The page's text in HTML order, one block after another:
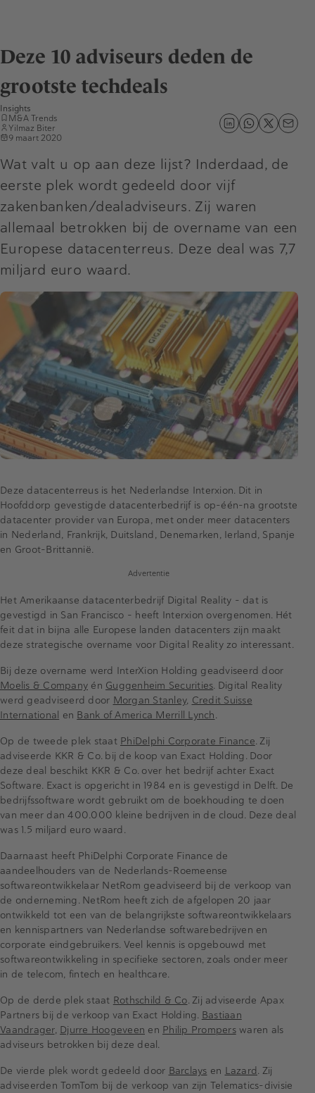
Deze 10 adviseurs deden de
grootste techdeals
Insights
M&A Trends
Yilmaz Biter
9 maart 2020
Wat valt u op aan deze lijst? Inderdaad, de
eerste plek wordt gedeeld door vijf
zakenbanken/dealadviseurs. Zij waren
allemaal betrokken bij de overname van een
Europese datacenterreus. Deze deal was 7,7
miljard euro waard.
Deze datacenterreus is het Nederlandse Interxion. Dit in
Hoofddorp gevestigde datacenterbedrijf is op-één-na grootste
datacenter provider van Europa, met onder meer datacenters
in Nederland, Frankrijk, Duitsland, Denemarken, Ierland, Spanje
en Groot-Brittannië.
Advertentie
Het Amerikaanse datacenterbedrijf Digital Reality – dat is
gevestigd in San Francisco – heeft Interxion overgenomen. Hét
feit dat in bijna alle Europese landen datacenters zijn maakt
deze strategische overname voor Digital Reality zo interessant.
Bij deze overname werd InterXion Holding geadviseerd door
Moelis & Company én Guggenheim Securities. Digital Reality
werd geadviseerd door Morgan Stanley, Credit Suisse
International en Bank of America Merrill Lynch.
Op de tweede plek staat PhiDelphi Corporate Finance. Zij
adviseerde KKR & Co. bij de koop van Exact Holding. Door
deze deal beschikt KKR & Co. over het bedrijf achter Exact
Software. Exact is opgericht in 1984 en is gevestigd in Delft. De
bedrijfssoftware wordt gebruikt om de boekhouding te doen
van meer dan 400.000 kleine bedrijven in de cloud. Deze deal
was 1.5 miljard euro waard.
Daarnaast heeft PhiDelphi Corporate Finance de
aandeelhouders van de Nederlands-Roemeense
softwareontwikkelaar NetRom geadviseerd bij de verkoop van
de onderneming. NetRom heeft zich de afgelopen 20 jaar
ontwikkeld tot een van de belangrijkste softwareontwikkelaars
en kennispartners van Nederlandse softwarebedrijven en
corporate eindgebruikers. Veel kennis is opgebouwd met
softwareontwikkeling in specifieke sectoren, zoals onder meer
in de telecom, fintech en healthcare.
Op de derde plek staat Rothschild & Co. Zij adviseerde Apax
Partners bij de verkoop van Exact Holding. Bastiaan
Vaandrager, Djurre Hoogeveen en Philip Promperswaren als
adviseurs betrokken bij deze deal.
De vierde plek wordt gedeeld door Barclays en Lazard. Zij
adviseerden TomTom bij de verkoop van zijn Telematics-divisie